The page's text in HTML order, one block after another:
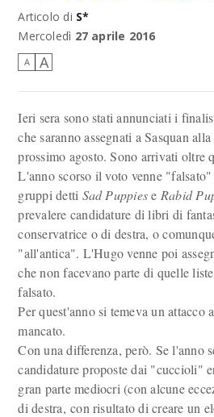
Articolo di S*
Mercoledì 27 aprile 2016
A A
Ieri sera sono stati annunciati i
che saranno assegnati a Sasquan
prossimo agosto. Sono arrivati oltre
L'anno scorso il voto venne
gruppi detti Sad Puppiese Rabid
prevalere candidature di libri di
conservatrice o di destra, o
"all'antica". L'Hugo venne poi
che non facevano parte di quelle
falsato.
Per quest'anno si temeva un attacco
mancato.
Con una differenza, però. Se l'anno
candidature proposte dai "cuccioli"
gran parte mediocri (con alcune
di destra, con risultato di creare un